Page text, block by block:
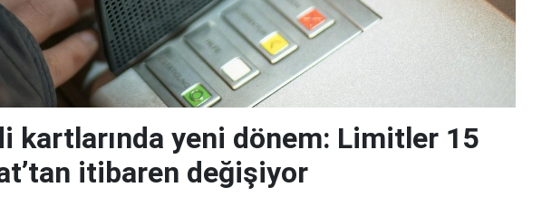
kartlarında yeni dönem: Limitler 15
itibaren değişiyor